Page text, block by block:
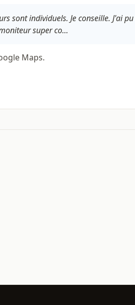
sont individuels. Je conseille. J'ai
super co...
Maps.